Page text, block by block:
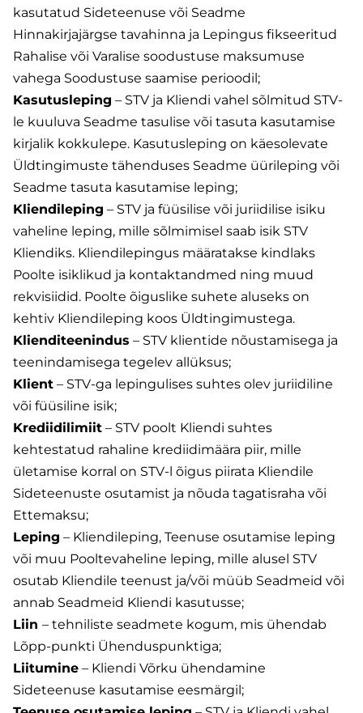
kasutatud Sideteenuse või Seadme
Hinnakirjajärgse tavahinna ja Lepingus fikseeritud
Rahalise või Varalise soodustuse maksumuse
vahega Soodustuse saamise perioodil;
Kasutusleping – STV ja Kliendi vahel sõlmitud STV-
le kuuluva Seadme tasulise või tasuta kasutamise
kirjalik kokkulepe. Kasutusleping on käesolevate
Üldtingimuste tähenduses Seadme üürileping või
Seadme tasuta kasutamise leping;
Kliendileping – STV ja füüsilise või juriidilise isiku
vaheline leping, mille sõlmimisel saab isik STV
Kliendiks. Kliendilepingus määratakse kindlaks
Poolte isiklikud ja kontaktandmed ning muud
rekvisiidid. Poolte õiguslike suhete aluseks on
kehtiv Kliendileping koos Üldtingimustega.
Klienditeenindus – STV klientide nõustamisega ja
teenindamisega tegelev allüksus;
Klient – STV-ga lepingulises suhtes olev juriidiline
või füüsiline isik;
Krediidilimiit – STV poolt Kliendi suhtes
kehtestatud rahaline krediidimäära piir, mille
ületamise korral on STV-l õigus piirata Kliendile
Sideteenuste osutamist ja nõuda tagatisraha või
Ettemaksu;
Leping – Kliendileping, Teenuse osutamise leping
või muu Pooltevaheline leping, mille alusel STV
osutab Kliendile teenust ja/või müüb Seadmeid või
annab Seadmeid Kliendi kasutusse;
Liin – tehniliste seadmete kogum, mis ühendab
Lõpp-punkti Ühenduspunktiga;
Liitumine – Kliendi Võrku ühendamine
Sideteenuse kasutamise eesmärgil;